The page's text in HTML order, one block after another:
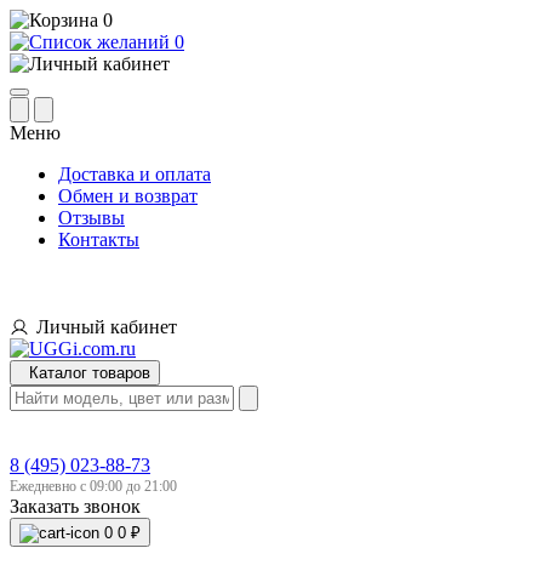
0
0
Меню
Доставка и оплата
Обмен и возврат
Отзывы
Контакты
Личный кабинет
Каталог товаров
8 (495) 023-88-73
Ежедневно с 09:00 до 21:00
Заказать звонок
0 0 ₽